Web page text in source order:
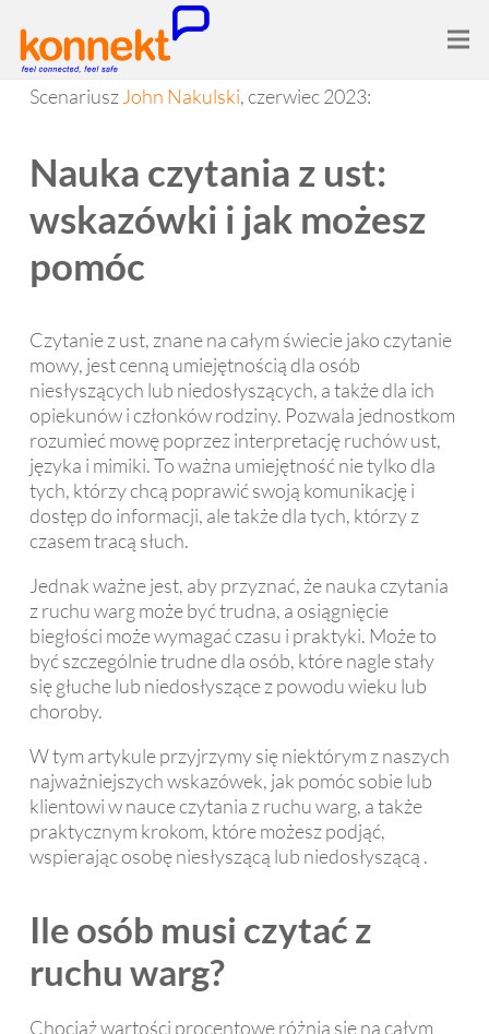
Scenariusz John Nakulski, czerwiec 2023:
Nauka czytania z ust:
wskazówki i jak możesz
pomóc
Czytanie z ust, znane na całym świecie jako czytanie
mowy, jest cenną umiejętnością dla osób
niesłyszących lub niedosłyszących, a także dla ich
opiekunów i członków rodziny. Pozwala jednostkom
rozumieć mowę poprzez interpretację ruchów ust,
języka i mimiki. To ważna umiejętność nie tylko dla
tych, którzy chcą poprawić swoją komunikację i
dostęp do informacji, ale także dla tych, którzy z
czasem tracą słuch.
Jednak ważne jest, aby przyznać, że nauka czytania
z ruchu warg może być trudna, a osiągnięcie
biegłości może wymagać czasu i praktyki. Może to
być szczególnie trudne dla osób, które nagle stały
się głuche lub niedosłyszące z powodu wieku lub
choroby.
W tym artykule przyjrzymy się niektórym z naszych
najważniejszych wskazówek, jak pomóc sobie lub
klientowi w nauce czytania z ruchu warg, a także
praktycznym krokom, które możesz podjąć,
wspierając osobę niesłyszącą lub niedosłyszącą .
Ile osób musi czytać z
ruchu warg?
Chociaż wartości procentowe różnią się na całym